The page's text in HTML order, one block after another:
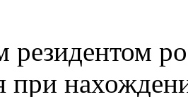
резидентом
при